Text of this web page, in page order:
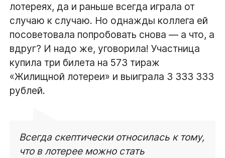
лотереях, да и раньше всегда играла от
случаю к случаю. Но однажды коллега ей
посоветовала попробовать снова ― а что, а
вдруг? И надо же, уговорила! Участница
купила три билета на 573 тираж
«Жилищной лотереи» и выиграла 3 333 333
рублей.
Всегда скептически относилась к тому,
что в лотерее можно стать